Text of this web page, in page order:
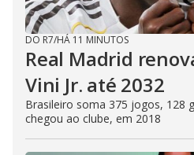
DO R7/HÁ 11 MINUTOS
Real Madrid
Vini Jr. até 2032
Brasileiro soma 375 jogos, 128
chegou ao clube, em 2018